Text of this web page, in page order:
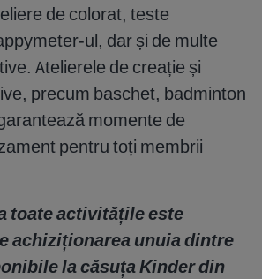
de colorat, teste
ul, dar și de multe
Atelierele de creație și
precum baschet, badminton
momente de
pentru toți membrii
toate activitățile este
achiziționarea unuia dintre
la căsuța Kinder din